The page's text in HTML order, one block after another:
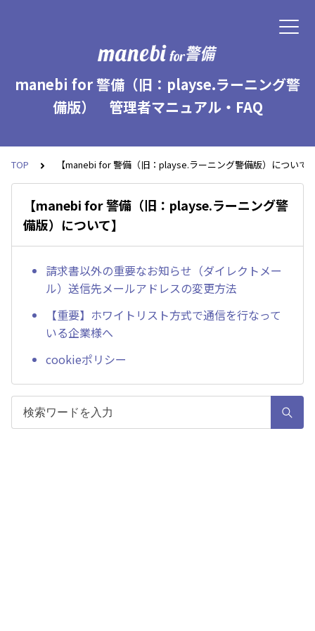
manebi for 警備（旧：playse.ラーニング警
備版） 管理者マニュアル・FAQ
TOP 【manebi for 警備（旧：playse.ラーニング警備版）について
【manebi for 警備（旧：playse.ラーニング警
備版）について】
請求書以外の重要なお知らせ（ダイレクトメー
ル）送信先メールアドレスの変更方法
【重要】ホワイトリスト方式で通信を行なって
いる企業様へ
cookieポリシー